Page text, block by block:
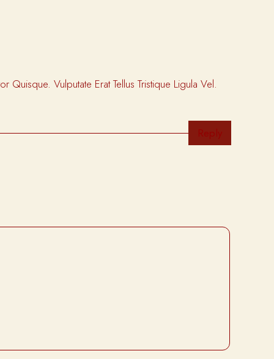
Vulputate Erat Tellus Tristique Ligula Vel.
Reply